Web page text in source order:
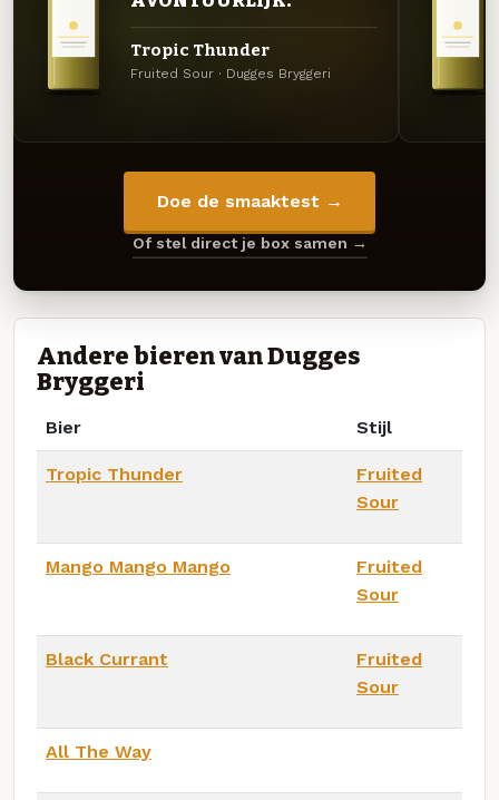
Tropic Thunder
Fruited Sour · Dugges Bryggeri
Doe de smaaktest →
Of stel direct je box samen →
Andere bieren van Dugges
Bryggeri
Bier Stijl
Tropic Thunder
Fruited
Sour
Mango Mango Mango
Fruited
Sour
Black Currant
Fruited
Sour
All The Way